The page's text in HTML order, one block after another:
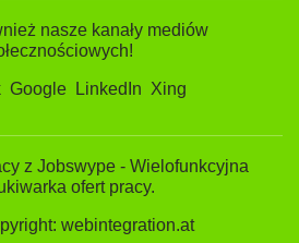
nasze kanały mediów
Google LinkedIn Xing
z Jobswype - Wielofunkcyjna
ofert pracy.
webintegration.at